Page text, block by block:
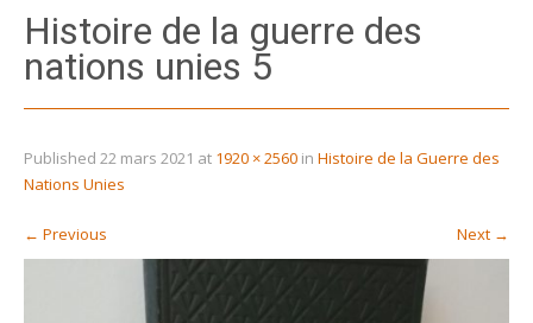
Histoire de la guerre des
nations unies 5
Published 22 mars 2021 at 1920 × 2560 in Histoire de la Guerre des
Nations Unies
← Previous Next →